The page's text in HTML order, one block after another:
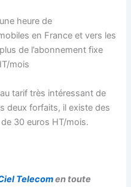
heure de
en France et vers les
de l’abonnement fixe
mois
tarif très intéressant de
deux forfaits, il existe des
30 euros HT/mois.
Telecomen toute